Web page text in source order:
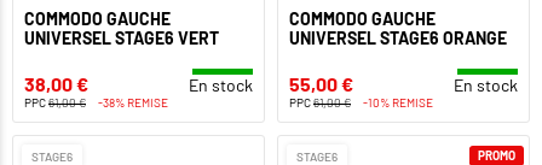
COMMODO GAUCHE
UNIVERSEL STAGE6 VERT
38,00 € En stock
PPC61,00 € -38% REMISE
COMMODO GAUCHE
UNIVERSEL STAGE6 ORANGE
55,00 € En stock
PPC61,00 € -10% REMISE
STAGE6 STAGE6 PROMO